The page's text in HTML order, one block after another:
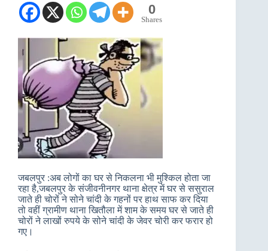
0
Shares
जबलपुर :अब लोगों का घर से निकलना भी मुश्किल होता जा
रहा है,जबलपुर के संजीवनीनगर थाना क्षेत्र में घर से ससुराल
जाते ही चोरों ने सोने चांदी के गहनों पर हाथ साफ कर दिया
तो वहीं ग्रामीण थाना खितौला में शाम के समय घर से जाते ही
चोरों ने लाखों रुपये के सोने चांदी के जेवर चोरी कर फरार हो
गए।